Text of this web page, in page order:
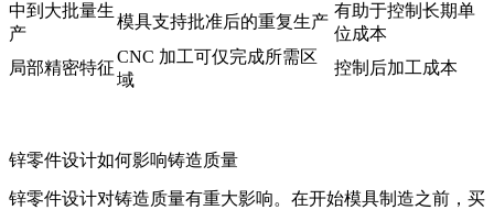
中到大批量生
产
模具支持批准后的重复生产
有助于控制长期单
位成本
局部精密特征
CNC 加工可仅完成所需区
域
控制后加工成本
锌零件设计如何影响铸造质量
锌零件设计对铸造质量有重大影响。在开始模具制造之前，买